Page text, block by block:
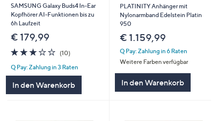
SAMSUNG Galaxy Buds4 In-Ear
Kopfhörer AI-Funktionen bis zu
6h Laufzeit
€ 179,99
2.8
von
5
(10)10
Q Pay: Zahlung in 3 Raten
In den Warenkorb
PLATINITY Anhänger mit
Nylonarmband Edelstein Platin
950
€ 1.159,99
Q Pay: Zahlung in 6 Raten
Weitere Farben verfügbar
In den Warenkorb